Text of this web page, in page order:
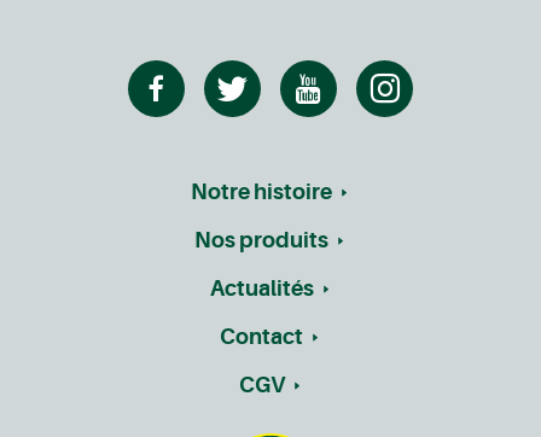
Notre histoire
Nos produits
Actualités
Contact
CGV